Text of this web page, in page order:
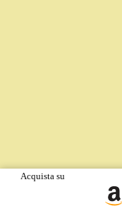
Acquista su